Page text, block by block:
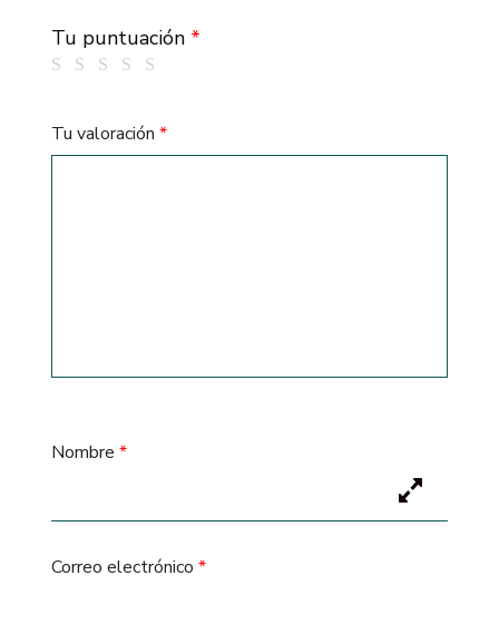
Tu puntuación *
Tu valoración *
Nombre *
Correo electrónico *